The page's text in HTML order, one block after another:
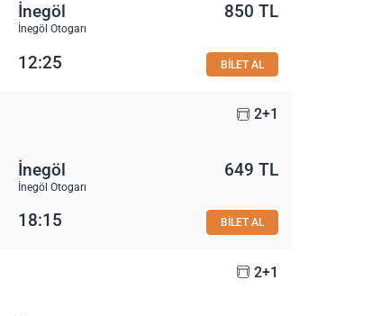
İnegöl
İnegöl Otogarı
850 TL
12:25 BİLET AL
2+1
İnegöl
İnegöl Otogarı
649 TL
18:15 BİLET AL
2+1